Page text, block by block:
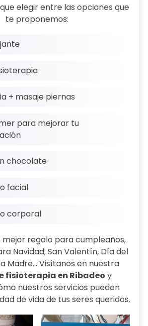
elegir entre las opciones que
te proponemos:
+ masaje piernas
para mejorar tu
chocolate
facial
corporal
mejor regalo para cumpleaños,
Navidad, San Valentín, Día del
Madre... Visítanos en nuestra
fisioterapia en Ribadeo y
nuestros servicios pueden
de vida de tus seres queridos.